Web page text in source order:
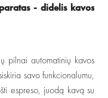
- didelis kavos
pilnai automatinių kavos
savo funkcionalumu,
espreso, juodą kavą su